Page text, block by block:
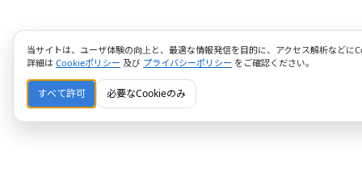
当サイトは、ユーザ体験の向上と、最適な情報発信を目的に、アクセス解析などに
詳細は Cookieポリシー 及び プライバシーポリシー をご確認ください。
すべて許可 必要なCookieのみ